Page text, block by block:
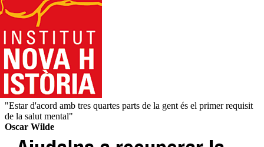
"Estar d'acord amb tres quartes parts de la gent és el primer requisit
de la salut mental"
Oscar Wilde